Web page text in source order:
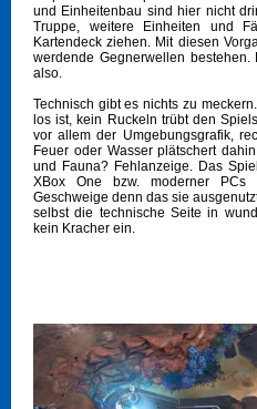
und Einheitenbau sind hier nicht
Truppe, weitere Einheiten und
Kartendeck ziehen. Mit diesen
werdende Gegnerwellen
also.
Technisch gibt es nichts zu
los ist, kein Ruckeln trübt den
vor allem der Umgebungsgrafik,
Feuer oder Wasser plätschert
und Fauna? Fehlanzeige. Das
XBox One bzw. moderner
Geschweige denn das sie
selbst die technische Seite in
kein Kracher ein.